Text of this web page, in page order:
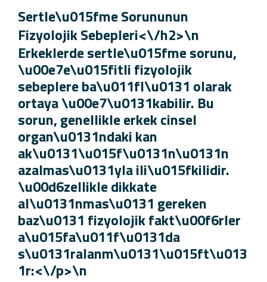
Sertle\u015fme Sorununun
Fizyolojik Sebepleri<\/h2>\n
Erkeklerde sertle\u015fme sorunu,
\u00e7e\u015fitli fizyolojik
sebeplere ba\u011fl\u0131 olarak
ortaya \u00e7\u0131kabilir. Bu
sorun, genellikle erkek cinsel
organ\u0131ndaki kan
ak\u0131\u015f\u0131n\u0131n
azalmas\u0131yla ili\u015fkilidir.
\u00d6zellikle dikkate
al\u0131nmas\u0131 gereken
baz\u0131 fizyolojik fakt\u00f6rler
a\u015fa\u011f\u0131da
1r:<\/p>\n